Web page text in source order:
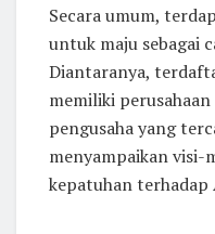
​Secara umum,
untuk maju sebagai
Diantaranya,
memiliki
pengusaha yang
menyampaikan visi-
kepatuhan terhadap